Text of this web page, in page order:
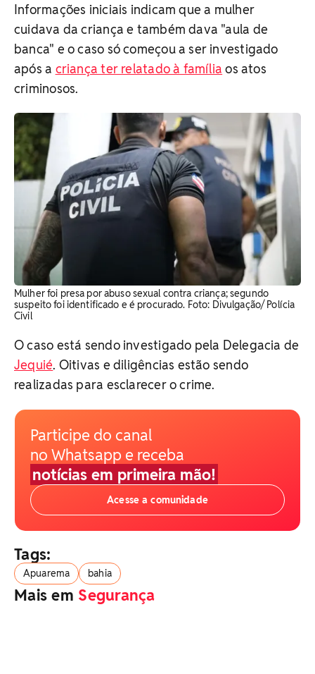
Informações iniciais indicam que a mulher
cuidava da criança e também dava "aula de
banca" e o caso só começou a ser investigado
após a criança ter relatado à família os atos
criminosos.
Mulher foi presa por abuso sexual contra criança; segundo
suspeito foi identificado e é procurado. Foto: Divulgação/ Polícia
Civil
O caso está sendo investigado pela Delegacia de
Jequié. Oitivas e diligências estão sendo
realizadas para esclarecer o crime.
Participe do canal
no Whatsapp e receba
notícias em primeira mão!
Acesse a comunidade
Tags:
Apuarema bahia
Mais em Segurança